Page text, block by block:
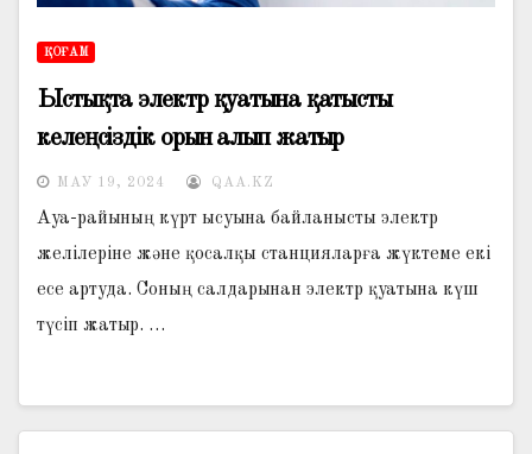
ҚОҒАМ
Ыстықта электр қуатына қатысты
келеңсіздік орын алып жатыр
МАУ 19, 2024 QAA.KZ
Ауа-райының күрт ысуына байланысты электр
желілеріне және қосалқы станцияларға жүктеме екі
есе артуда. Соның салдарынан электр қуатына күш
түсіп жатыр. …